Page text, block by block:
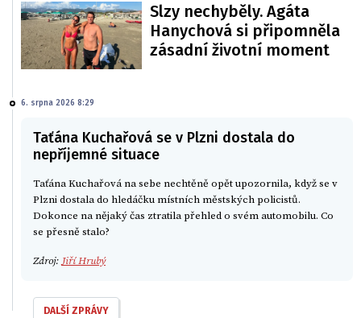
Slzy nechyběly. Agáta
Hanychová si připomněla
zásadní životní moment
6. srpna 2026 8:29
Taťána Kuchařová se v Plzni dostala do
nepříjemné situace
Taťána Kuchařová na sebe nechtěně opět upozornila, když se v
Plzni dostala do hledáčku místních městských policistů.
Dokonce na nějaký čas ztratila přehled o svém automobilu. Co
se přesně stalo?
Zdroj: Jiří Hrubý
DALŠÍ ZPRÁVY